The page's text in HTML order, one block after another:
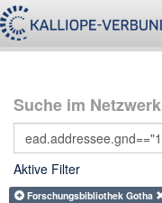
Suche im Netzwerk
Aktive Filter
Forschungsbibliothek Gotha